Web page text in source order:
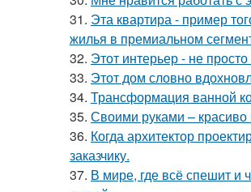
31. Эта квартира - пример
жилья в премиальном
32. Этот интерьер - не
33. Этот дом словно
34. Трансформация ванной
35. Своими руками – красиво
36. Когда архитектор
заказчику.
37. В мире, где всё спешит и